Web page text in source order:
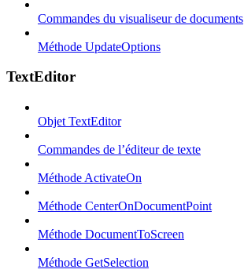
Commandes du visualiseur de documents
Méthode UpdateOptions
TextEditor
Objet TextEditor
Commandes de l’éditeur de texte
Méthode ActivateOn
Méthode CenterOnDocumentPoint
Méthode DocumentToScreen
Méthode GetSelection